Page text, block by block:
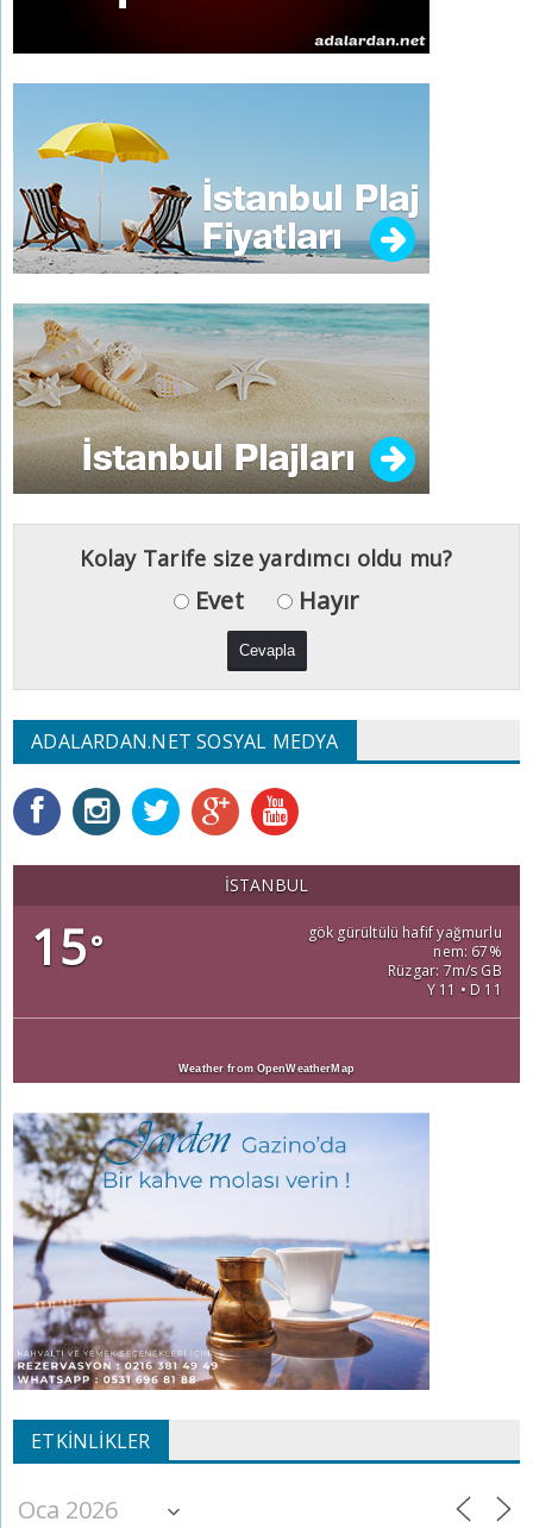
Kolay Tarife size yardımcı oldu mu?
Evet Hayır
ADALARDAN.NET SOSYAL MEDYA
İSTANBUL
15°
gök gürültülü hafif yağmurlu
nem: 67%
Rüzgar: 7m/s GB
Y 11 • D 11
Weather from OpenWeatherMap
ETKINLIKLER